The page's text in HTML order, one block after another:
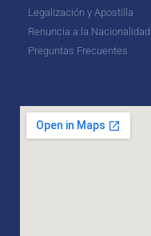
Legalización y Apostilla
Renuncia a la Nacionalidad
Preguntas Frecuentes